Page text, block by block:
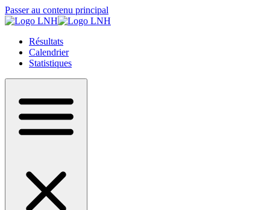
Passer au contenu principal
Résultats
Calendrier
Statistiques